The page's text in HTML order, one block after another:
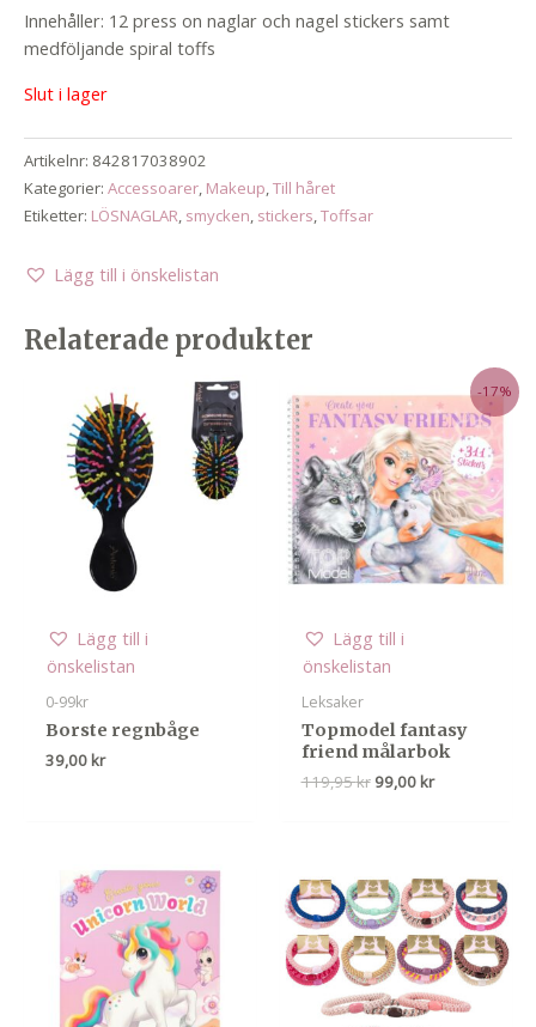
Innehåller: 12 press on naglar och nagel stickers samt
medföljande spiral toffs
Slut i lager
Artikelnr: 842817038902
Kategorier: Accessoarer, Makeup,Till håret
Etiketter: LÖSNAGLAR, smycken, stickers,Toffsar
Lägg till i önskelistan
Relaterade produkter
Lägg till i
önskelistan
0-99kr
Borste regnbåge
39,00 kr
-17%
Lägg till i
önskelistan
Leksaker
Topmodel fantasy
friend målarbok
119,95kr Det
99,00 krDet